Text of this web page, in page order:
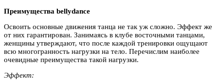
Преимущества bellydance
Освоить основные движения танца не так уж сложно. Эффект же
от них гарантирован. Занимаясь в клубе восточными танцами,
женщины утверждают, что после каждой тренировки ощущают
всю многогранность нагрузки на тело. Перечислим наиболее
очевидные преимущества такой нагрузки.
Эффект: